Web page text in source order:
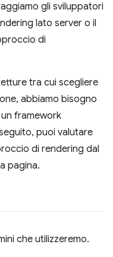
gli sviluppatori
lato server o il
di
tra cui scegliere
abbiamo bisogno
framework
puoi valutare
di rendering dal
pagina.
che utilizzeremo.